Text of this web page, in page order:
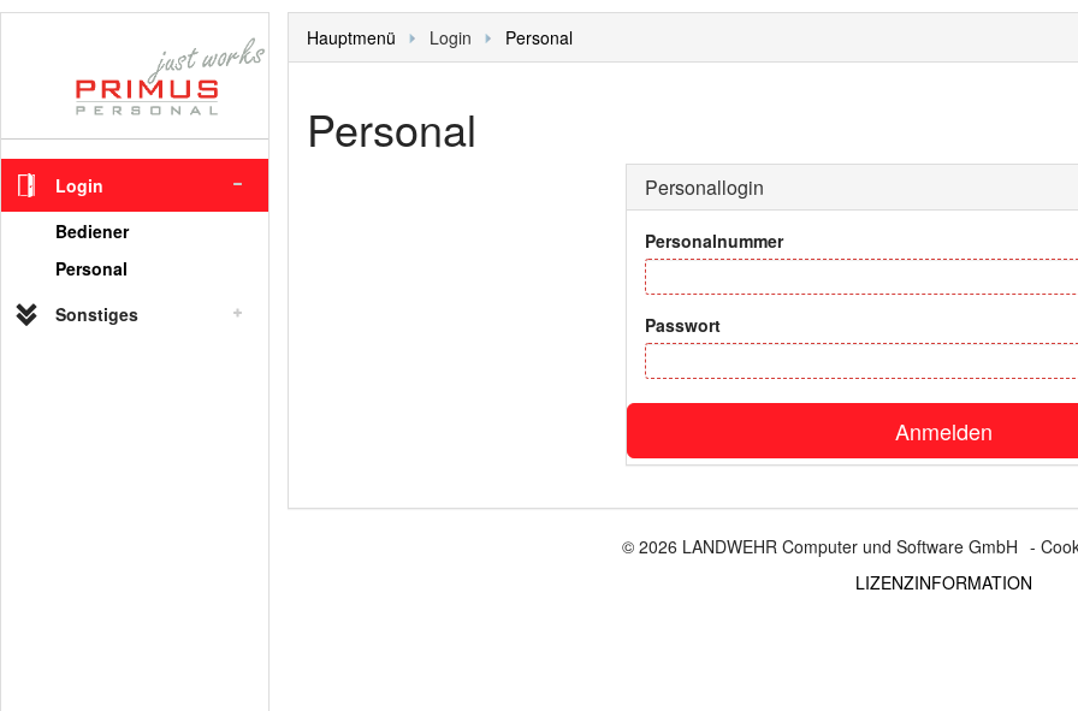
Login
Bediener
Personal
Sonstiges
Hauptmenü Login Personal
Personal
Personallogin
Personalnummer
Passwort
Anmelden
© 2026 LANDWEHR Computer und Software GmbH -
LIZENZINFORMATION